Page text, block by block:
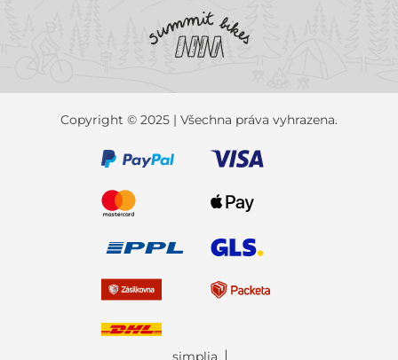
Copyright © 2025 | Všechna práva vyhrazena.
simplia